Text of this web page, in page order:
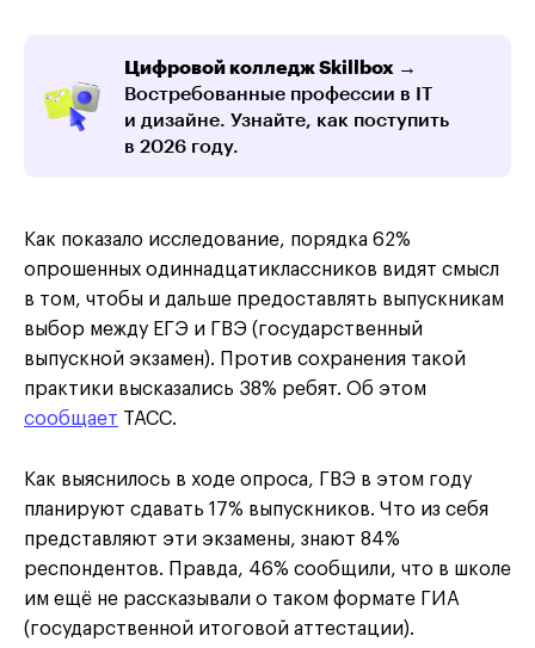
Цифровой колледж Skillbox →
Востребованные профессии в IT
и дизайне. Узнайте, как поступить
в 2026 году.
Как показало исследование, порядка 62%
опрошенных одиннадцатиклассников видят смысл
в том, чтобы и дальше предоставлять выпускникам
выбор между ЕГЭ и ГВЭ (государственный
выпускной экзамен). Против сохранения такой
практики высказались 38% ребят. Об этом
сообщает ТАСС.
Как выяснилось в ходе опроса, ГВЭ в этом году
планируют сдавать 17% выпускников. Что из себя
представляют эти экзамены, знают 84%
респондентов. Правда, 46% сообщили, что в школе
им ещё не рассказывали о таком формате ГИА
(государственной итоговой аттестации).